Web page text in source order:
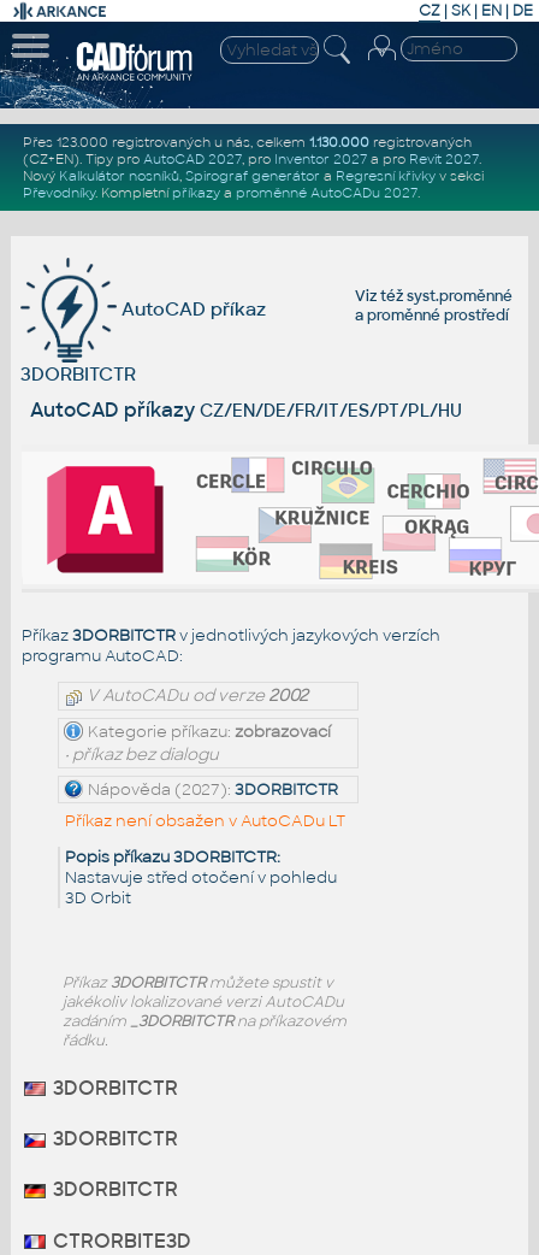
CZ | SK| EN | DE
Přes 123.000 registrovaných u nás, celkem 1.130.000registrovaných
(CZ+EN). Tipy pro AutoCAD 2027, pro Inventor 2027a pro Revit 2027.
Nový Kalkulátor nosníků, Spirograf generátor a Regresní křivkyv sekci
Převodníky. Kompletní příkazya proměnné AutoCADu 2027.
Viz téžsyst.proměnné
aproměnné prostředí
AutoCAD příkaz
3DORBITCTR
AutoCAD příkazy CZ/EN/DE/FR/IT/ES/PT/PL/HU
Příkaz3DORBITCTRv jednotlivých jazykových verzích
programu AutoCAD:
V AutoCADu od verze2002
Kategorie příkazu: zobrazovací
• příkaz bez dialogu
Nápověda (2027): 3DORBITCTR
Příkaz není obsažen v AutoCADu LT
Popis příkazu 3DORBITCTR:
Nastavuje střed otočení v pohledu
3D Orbit
Příkaz3DORBITCTRmůžete spustit v
jakékoliv lokalizované verzi AutoCADu
zadáním _3DORBITCTRna příkazovém
řádku.
3DORBITCTR
3DORBITCTR
3DORBITCTR
CTRORBITE3D